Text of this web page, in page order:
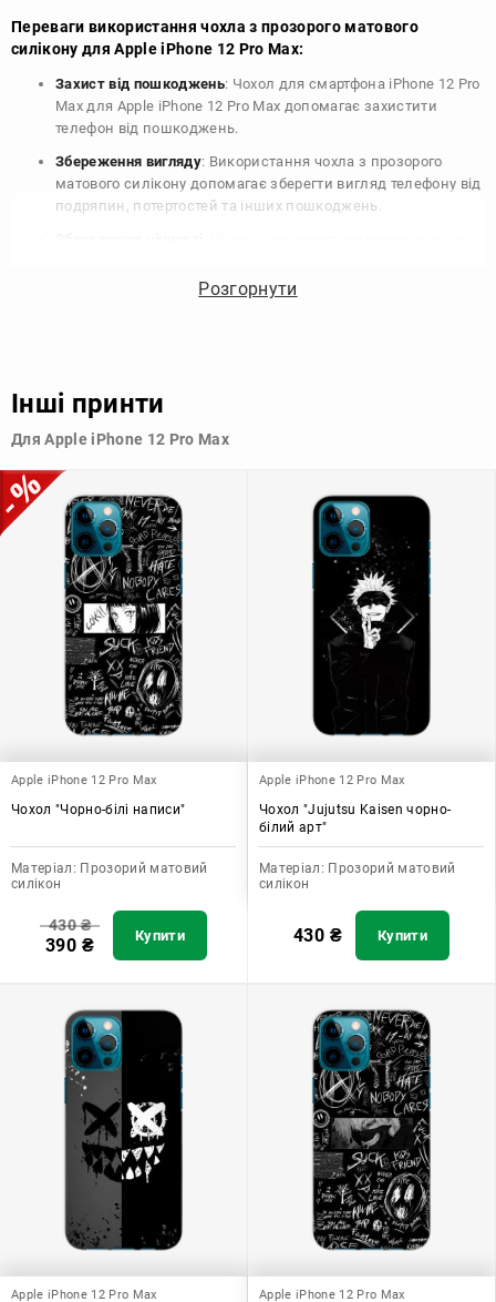
Переваги використання чохла з прозорого матового
силікону для Apple iPhone 12 Pro Max:
Захист від пошкоджень: Чохол для смартфона iPhone 12 Pro
Max для Apple iPhone 12 Pro Max допомагає захистити
телефон від пошкоджень.
Збереження вигляду: Використання чохла з прозорого
матового силікону допомагає зберегти вигляд телефону від
подряпин, потертостей та інших пошкоджень.
вашого телефону, що особливо важливо для людей, які
стилю та особистому смаку.
Узагалі, чохол для телефону - це дуже корисний аксесуар, який
додати зручності в користуванні.
Розгорнути
Інші принти
Для Apple iPhone 12 Pro Max
Apple iPhone 12 Pro Max
Чохол "Чорно-білі написи"
Матеріал: Прозорий матовий
силікон
430₴
390 ₴ Купити
Apple iPhone 12 Pro Max
Чохол "Jujutsu Kaisen чорно-
білий арт"
Матеріал: Прозорий матовий
силікон
430 ₴ Купити
Apple iPhone 12 Pro Max Apple iPhone 12 Pro Max